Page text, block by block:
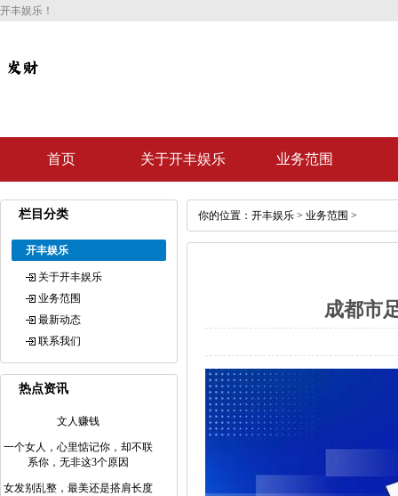
开丰娱乐！
首页 关于开丰娱乐 业务范围
栏目分类
开丰娱乐
关于开丰娱乐
业务范围
最新动态
联系我们
热点资讯
文人赚钱
一个女人，心里惦记你，却不联
系你，无非这3个原因
女发别乱整，最美还是搭肩长度
你的位置： 开丰娱乐 > 业务范围 >
成都市